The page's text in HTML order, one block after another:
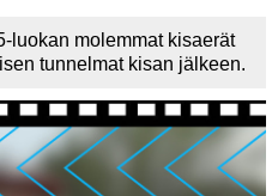
käyttäjätili
COUNTRY
LAJIT
luokan molemmat kisaerät
tunnelmat kisan jälkeen.